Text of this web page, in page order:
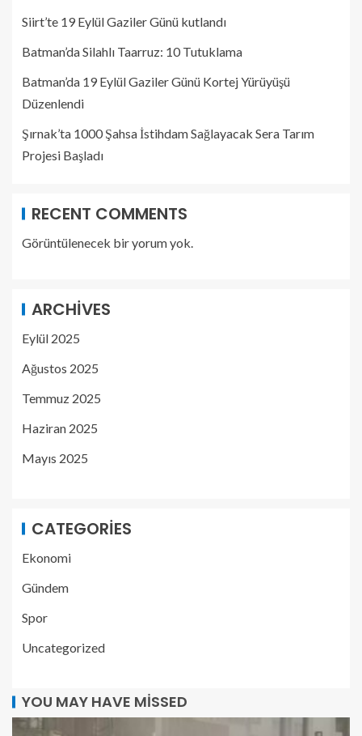
Siirt’te 19 Eylül Gaziler Günü kutlandı
Batman’da Silahlı Taarruz: 10 Tutuklama
Batman’da 19 Eylül Gaziler Günü Kortej Yürüyüşü
Düzenlendi
Şırnak’ta 1000 Şahsa İstihdam Sağlayacak Sera Tarım
Projesi Başladı
RECENT COMMENTS
Görüntülenecek bir yorum yok.
ARCHIVES
Eylül 2025
Ağustos 2025
Temmuz 2025
Haziran 2025
Mayıs 2025
CATEGORIES
Ekonomi
Gündem
Spor
Uncategorized
YOU MAY HAVE MISSED